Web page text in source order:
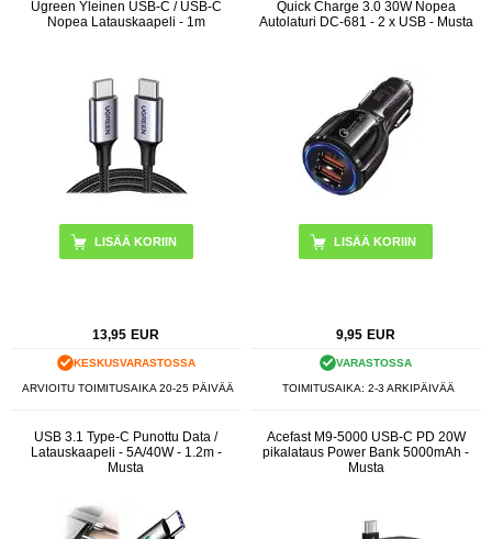
Ugreen Yleinen USB-C / USB-C
Nopea Latauskaapeli - 1m
13,95 EUR
KESKUSVARASTOSSA
ARVIOITU TOIMITUSAIKA 20-25 PÄIVÄÄ
Quick Charge 3.0 30W Nopea
Autolaturi DC-681 - 2 x USB - Musta
9,95 EUR
VARASTOSSA
TOIMITUSAIKA: 2-3 ARKIPÄIVÄÄ
USB 3.1 Type-C Punottu Data /
Latauskaapeli - 5A/40W - 1.2m -
Musta
Acefast M9-5000 USB-C PD 20W
pikalataus Power Bank 5000mAh -
Musta